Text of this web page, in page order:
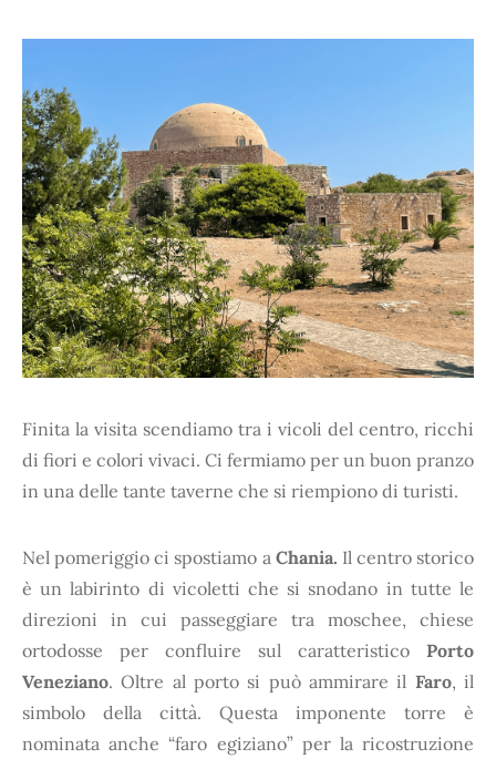
Finita la visita scendiamo tra i vicoli del centro, ricchi
di fiori e colori vivaci. Ci fermiamo per un buon pranzo
in una delle tante taverne che si riempiono di turisti.
Nel pomeriggio ci spostiamo a Chania. Il centro storico
è un labirinto di vicoletti che si snodano in tutte le
direzioni in cui passeggiare tra moschee, chiese
ortodosse per confluire sul caratteristico Porto
Veneziano. Oltre al porto si può ammirare il Faro, il
simbolo della città. Questa imponente torre è
nominata anche “faro egiziano” per la ricostruzione